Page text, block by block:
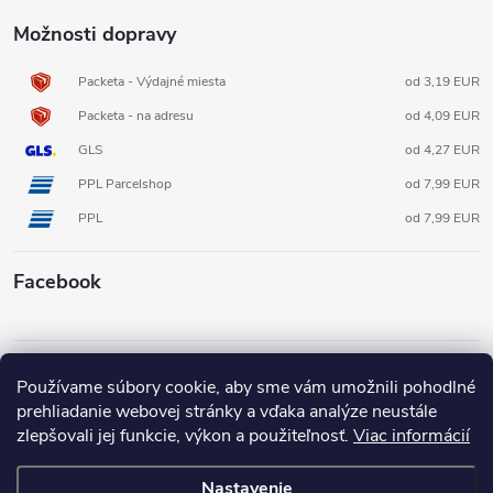
Používame súbory cookie, aby sme vám umožnili pohodlné
prehliadanie webovej stránky a vďaka analýze neustále
zlepšovali jej funkcie, výkon a použiteľnosť. Viac informácií
Možnosti dopravy
Packeta - Výdajné miesta
od 3,19 EUR
Packeta - na adresu
od 4,09 EUR
GLS
od 4,27 EUR
PPL Parcelshop
od 7,99 EUR
PPL
od 7,99 EUR
Facebook